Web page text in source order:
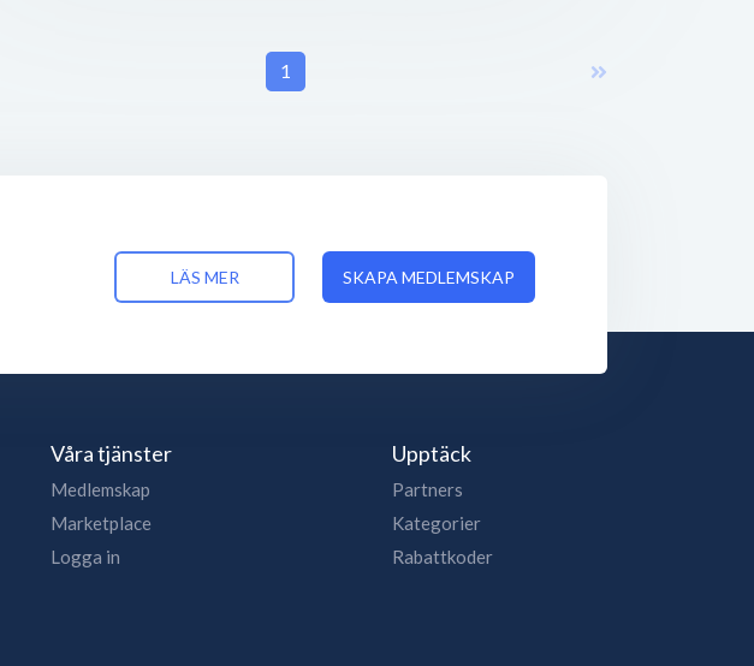
1
LÄS MER SKAPA MEDLEMSKAP
Våra tjänster
Medlemskap
Marketplace
Logga in
Upptäck
Partners
Kategorier
Rabattkoder